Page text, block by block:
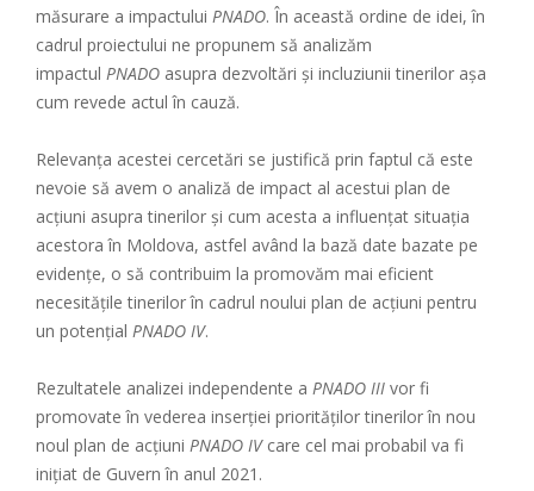
măsurare a impactului PNADO. În această ordine de idei, în
cadrul proiectului ne propunem să analizăm
impactul PNADO asupra dezvoltări și incluziunii tinerilor așa
cum revede actul în cauză.
Relevanța acestei cercetări se justifică prin faptul că este
nevoie să avem o analiză de impact al acestui plan de
acțiuni asupra tinerilor și cum acesta a influențat situația
acestora în Moldova, astfel având la bază date bazate pe
evidențe, o să contribuim la promovăm mai eficient
necesitățile tinerilor în cadrul noului plan de acțiuni pentru
un potențial PNADO IV.
Rezultatele analizei independente a PNADO III vor fi
promovate în vederea inserției priorităților tinerilor în nou
noul plan de acțiuni PNADO IVcare cel mai probabil va fi
inițiat de Guvern în anul 2021.